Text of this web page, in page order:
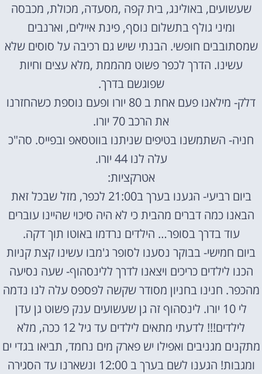
שעשועים, באולינג, בית קפה ,מסעדה, מכולת, מכבסה
ומיני גולף בתשלום נוסף, פינת איילים, וארנבים
שמסתובבים חופשי. הבנתי שיש גם רכיבה על סוסים שלא
עשינו. הדרך לכפר פשוט מהממת ,מלא עצים וחיות
שפוגשם בדרך.
דלק- מילאנו פעם אחת ב 80 יורו ופעם נוספת כשהחזרנו
את הרכב 70 יורו.
חניה- השתמשנו בטיפים שניתנו בווטסאפ ובפייס. סה"כ
עלה לנו 44 יורו.
אטרקציות:
ביום רביעי- הגענו בערך ב21:00 לכפר, מזל שבכל זאת
הבאנו כמה דברים מהבית כי לא היה סיכוי שהיינו עוברים
עוד בדרך בסופר… הילדים נרדמו באוטו תוך דקה.
ביום חמישי- בבוקר נסענו לסופר ג'מבו עשינו קצת קניות
הכנו לילדים כריכים ויצאנו לדרך ללינסהוף- שעה נסיעה
מהכפר. חנינו בחניון מסודר שקשה לפספס עלה לנו נדמה
לי 10 יורו. לינסהוף זה גן שעשועים ענק פשוט גן עדן
לילדים!!! לדעתי מתאים לילדים עד גיל 12 ככה, מלא
מתקנים מגניבים ואפילו יש פארק מים נחמד, תביאו בגדי ים
ומגבות! הגענו לשם בערך ב 12:00 ונשארנו עד הסגירה